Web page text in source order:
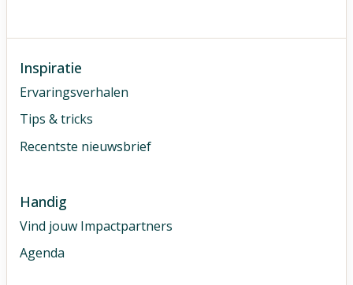
Inspiratie
Ervaringsverhalen
Tips & tricks
Recentste nieuwsbrief
Handig
Vind jouw Impactpartners
Agenda